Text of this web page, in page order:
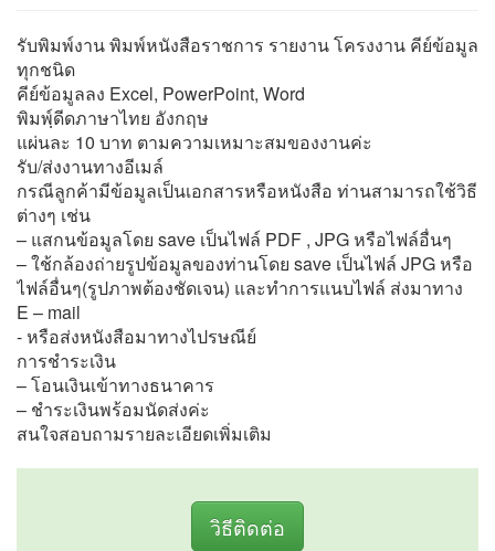
รับพิมพ์งาน พิมพ์หนังสือราชการ รายงาน โครงงาน คีย์ข้อมูล
ทุกชนิด
คีย์ข้อมูลลง Excel, PowerPoint, Word
พิมพฺ์ดีดภาษาไทย อังกฤษ
แผ่นละ 10 บาท ตามความเหมาะสมของงานค่ะ
รับ/ส่งงานทางอีเมล์
กรณีลูกค้ามีข้อมูลเป็นเอกสารหรือหนังสือ ท่านสามารถใช้วิธี
ต่างๆ เช่น
– แสกนข้อมูลโดย save เป็นไฟล์ PDF , JPG หรือไฟล์อื่นๆ
– ใช้กล้องถ่ายรูปข้อมูลของท่านโดย save เป็นไฟล์ JPG หรือ
ไฟล์อื่นๆ(รูปภาพต้องชัดเจน) และทำการแนบไฟล์ ส่งมาทาง
E – mail
- หรือส่งหนังสือมาทางไปรษณีย์
การชำระเงิน
– โอนเงินเข้าทางธนาคาร
– ชำระเงินพร้อมนัดส่งค่ะ
สนใจสอบถามรายละเอียดเพิ่มเติม
วิธีติดต่อ